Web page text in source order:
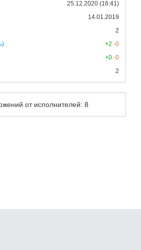
25.12.2020 (16:41)
14.01.2019
2
+2 -0
+0 -0
2
от исполнителей: 8